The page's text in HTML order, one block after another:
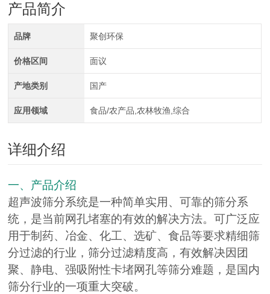
产品简介
品牌 聚创环保
价格区间 面议
产地类别 国产
应用领域 食品/农产品,农林牧渔,综合
详细介绍
一、产品介绍
超声波筛分系统是一种简单实用、可靠的筛分系
统，是当前网孔堵塞的有效的解决方法。可广泛应
用于制药、冶金、化工、选矿、食品等要求精细筛
分过滤的行业，筛分过滤精度高，有效解决因团
聚、静电、强吸附性卡堵网孔等筛分难题，是国内
筛分行业的一项重大突破。